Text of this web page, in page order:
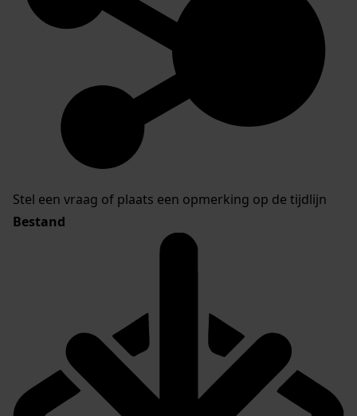
Stel een vraag of plaats een opmerking op de tijdlijn
Bestand